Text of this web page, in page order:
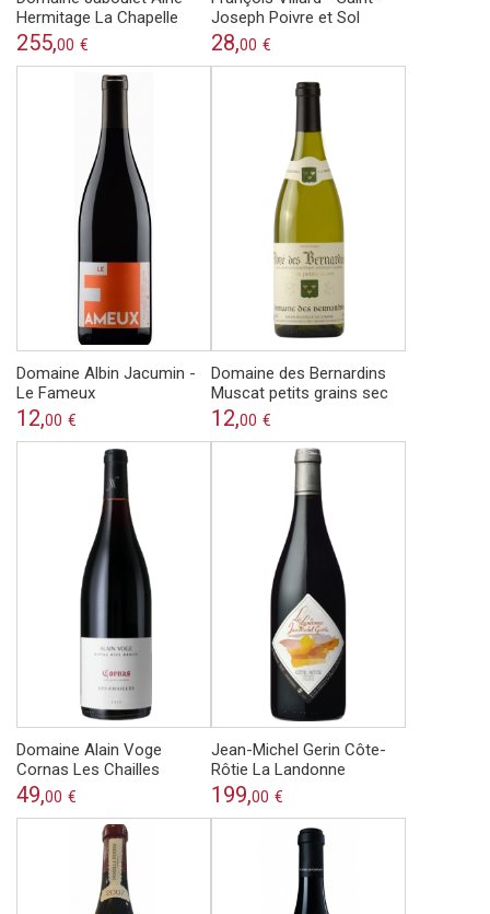
Hermitage La Chapelle
255,00 €
Joseph Poivre et Sol
28,00 €
Domaine Albin Jacumin -
Le Fameux
12,00 €
Domaine des Bernardins
Muscat petits grains sec
12,00 €
Domaine Alain Voge
Cornas Les Chailles
49,00 €
Jean-Michel Gerin Côte-
Rôtie La Landonne
199,00 €